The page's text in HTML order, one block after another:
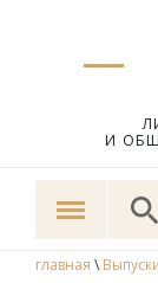
И
главная \